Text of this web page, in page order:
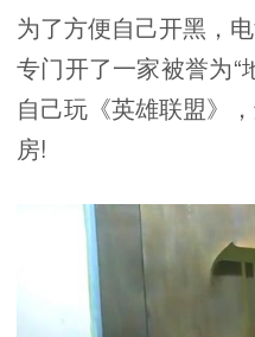
为了方便自己开黑，
专门开了一家被誉为“
自己玩《英雄联盟》
房!